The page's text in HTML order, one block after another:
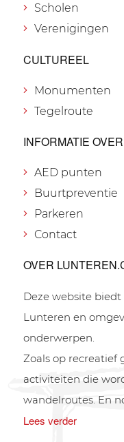
Scholen
Verenigingen
CULTUREEL
Monumenten
Tegelroute
INFORMATIE
AED punten
Buurtpreventie
Parkeren
Contact
OVER
Deze website
Lunteren en
onderwerpen.
Zoals op recreatief
activiteiten die
wandelroutes. En
Lees verder